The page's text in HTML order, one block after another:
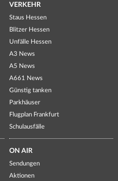
VERKEHR
Staus Hessen
Blitzer Hessen
Unfälle Hessen
A3 News
A5 News
A661 News
Günstig tanken
Parkhäuser
Flugplan Frankfurt
Schulausfälle
ON AIR
Sendungen
Aktionen